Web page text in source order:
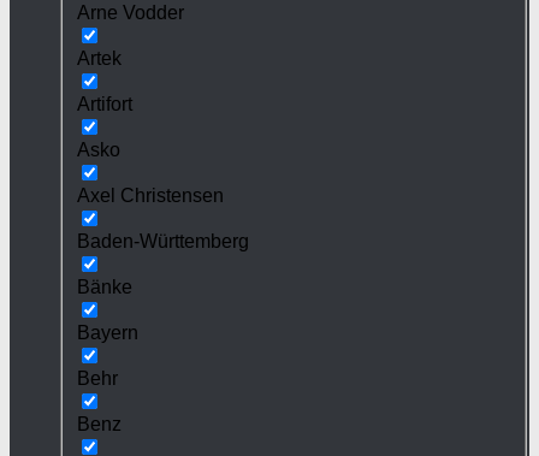
Arne Vodder
Artek
Artifort
Asko
Axel Christensen
Baden-Württemberg
Bänke
Bayern
Behr
Benz